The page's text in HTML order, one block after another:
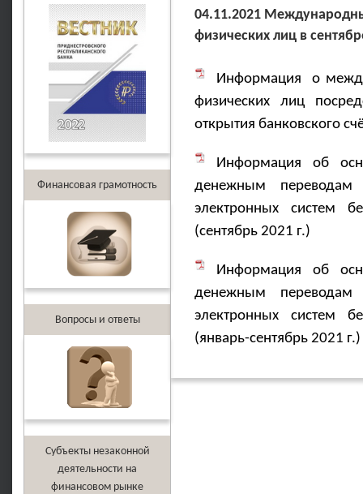
Финансовая грамотность
Вопросы и ответы
Субъекты незаконной
деятельности на
финансовом рынке
04.11.2021
физических лиц в
Информация о
физических лиц
открытия банковского
Информация об
денежным переводам
электронных систем
(сентябрь 2021 г.)
Информация об
денежным переводам
электронных систем
(январь-сентябрь 2021 г.)